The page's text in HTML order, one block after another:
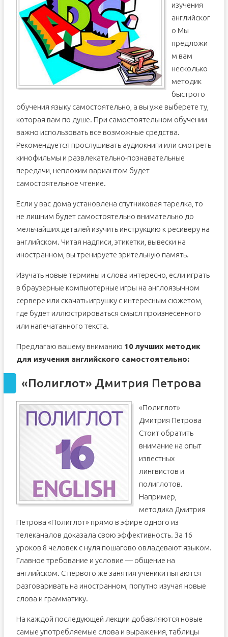
изучения
английског
о Мы
предложи
м вам
несколько
методик
быстрого
обучения языку самостоятельно, а вы уже выберете ту,
которая вам по душе. При самостоятельном обучении
важно использовать все возможные средства.
Рекомендуется прослушивать аудиокниги или смотреть
кинофильмы и развлекательно-познавательные
передачи, неплохим вариантом будет
самостоятельное чтение.
Если у вас дома установлена спутниковая тарелка, то
не лишним будет самостоятельно внимательно до
мельчайших деталей изучить инструкцию к ресиверу на
английском. Читая надписи, этикетки, вывески на
иностранном, вы тренируете зрительную память.
Изучать новые термины и слова интересно, если играть
в браузерные компьютерные игры на англоязычном
сервере или скачать игрушку с интересным сюжетом,
где будет иллюстрироваться смысл произнесенного
или напечатанного текста.
Предлагаю вашему вниманию 10 лучших методик
для изучения английского самостоятельно:
«Полиглот» Дмитрия Петрова
«Полиглот»
Дмитрия Петрова
Стоит обратить
внимание на опыт
известных
лингвистов и
полиглотов.
Например,
методика Дмитрия
Петрова «Полиглот» прямо в эфире одного из
телеканалов доказала свою эффективность. За 16
уроков 8 человек с нуля пошагово овладевают языком.
Главное требование и условие — общение на
английском. С первого же занятия ученики пытаются
разговаривать на иностранном, попутно изучая новые
слова и грамматику.
На каждой последующей лекции добавляются новые
самые употребляемые слова и выражения, таблицы